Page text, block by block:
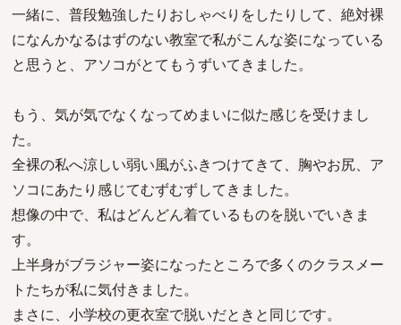
一緒に、普段勉強したりおしゃべりをしたりして、絶対裸
になんかなるはずのない教室で私がこんな姿になっている
と思うと、アソコがとてもうずいてきました。
もう、気が気でなくなってめまいに似た感じを受けまし
た。
全裸の私へ涼しい弱い風がふきつけてきて、胸やお尻、ア
ソコにあたり感じてむずむずしてきました。
想像の中で、私はどんどん着ているものを脱いでいきま
す。
上半身がブラジャー姿になったところで多くのクラスメー
トたちが私に気付きました。
まさに、小学校の更衣室で脱いだときと同じです。